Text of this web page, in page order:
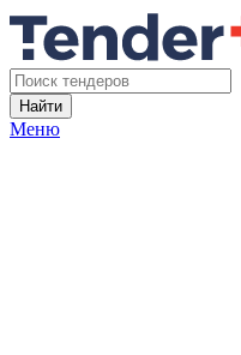
Найти
Меню